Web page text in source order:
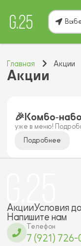
Главная Акции
Акции
уже в меню!
Подробнее
АкцииУсловия
Напишите нам
Телефон
7 (921)